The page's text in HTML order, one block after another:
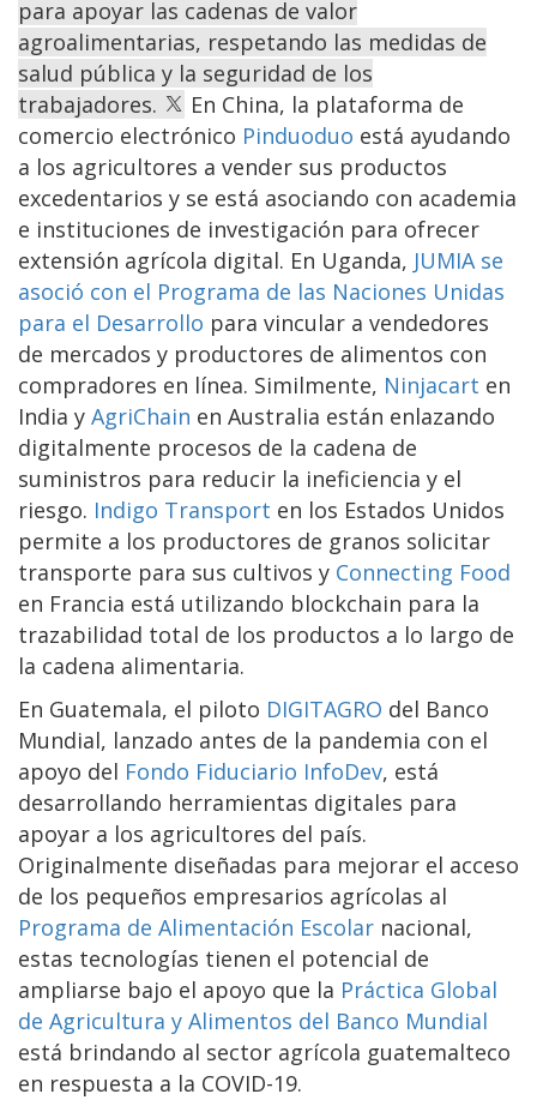
para apoyar las cadenas de valor
agroalimentarias, respetando las medidas de
salud pública y la seguridad de los
trabajadores.
En China, la plataforma de
comercio electrónico Pinduoduo está ayudando
a los agricultores a vender sus productos
excedentarios y se está asociando con academia
e instituciones de investigación para ofrecer
extensión agrícola digital. En Uganda, JUMIA se
asoció con el Programa de las Naciones Unidas
para el Desarrollo para vincular a vendedores
de mercados y productores de alimentos con
compradores en línea. Similmente, Ninjacart en
India y AgriChain en Australia están enlazando
digitalmente procesos de la cadena de
suministros para reducir la ineficiencia y el
riesgo. Indigo Transport en los Estados Unidos
permite a los productores de granos solicitar
transporte para sus cultivos y Connecting Food
en Francia está utilizando blockchain para la
trazabilidad total de los productos a lo largo de
la cadena alimentaria.
En Guatemala, el piloto DIGITAGRO del Banco
Mundial, lanzado antes de la pandemia con el
apoyo del Fondo Fiduciario InfoDev, está
desarrollando herramientas digitales para
apoyar a los agricultores del país.
Originalmente diseñadas para mejorar el acceso
de los pequeños empresarios agrícolas al
Programa de Alimentación Escolar nacional,
estas tecnologías tienen el potencial de
ampliarse bajo el apoyo que la Práctica Global
de Agricultura y Alimentos del Banco Mundial
está brindando al sector agrícola guatemalteco
en respuesta a la COVID-19.